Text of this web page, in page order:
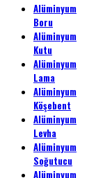
Alüminyum
Boru
Alüminyum
Kutu
Alüminyum
Lama
Alüminyum
Köşebent
Alüminyum
Levha
Alüminyum
Soğutucu
Alüminyum